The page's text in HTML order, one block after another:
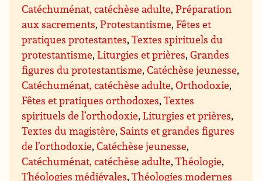
Catéchuménat, catéchèse adulte,Préparation
aux sacrements,Protestantisme,Fêtes et
pratiques protestantes,Textes spirituels du
protestantisme,Liturgies et prières,Grandes
figures du protestantisme,Catéchèse jeunesse,
Catéchuménat, catéchèse adulte,Orthodoxie,
Fêtes et pratiques orthodoxes,Textes
spirituels de l’orthodoxie,Liturgies et prières,
Textes du magistère, Saints et grandes figures
de l’orthodoxie,Catéchèse jeunesse,
Catéchuménat, catéchèse adulte,Théologie,
Théologies médiévales,Théologies modernes